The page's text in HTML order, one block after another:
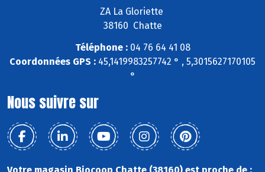
ZA La Gloriette
38160 Chatte
Téléphone :04 76 64 41 08
Coordonnées GPS : 45,1419983257742 ° , 5,3015627170105
°
Nous suivre sur